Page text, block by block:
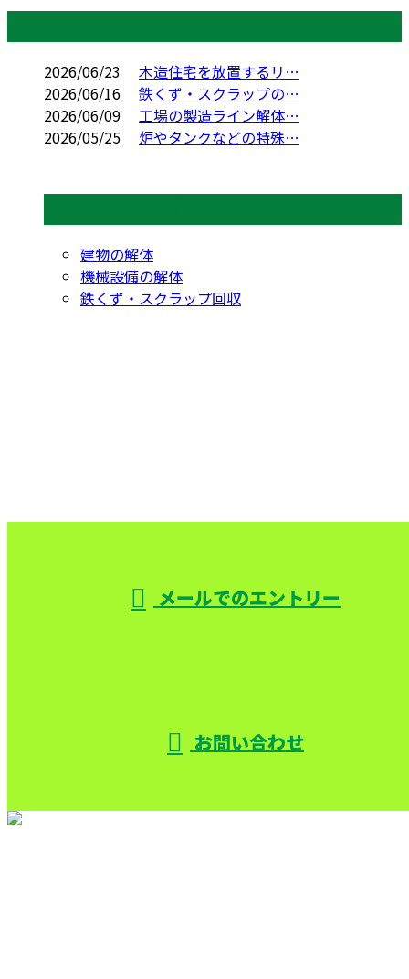
2026/06/23
木造住宅を放置するリ…
2026/06/16
鉄くず・スクラップの…
2026/06/09
工場の製造ライン解体…
2026/05/25
炉やタンクなどの特殊…
建物の解体
機械設備の解体
鉄くず・スクラップ回収
メールでのエントリー
お問い合わせ